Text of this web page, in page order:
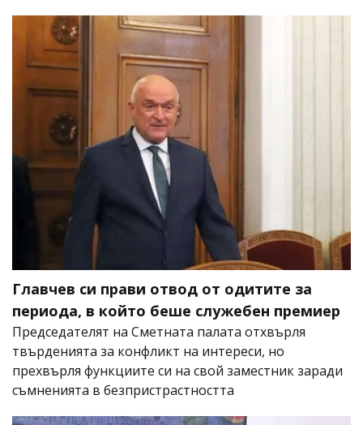
Главчев си прави отвод от одитите за
периода, в който беше служебен премиер
Председателят на Сметната палата отхвърля
твърденията за конфликт на интереси, но
прехвърля функциите си на свой заместник заради
съмненията в безпристрастността